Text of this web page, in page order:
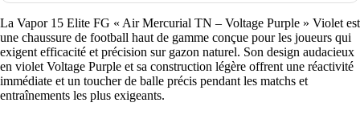
La Vapor 15 Elite FG « Air Mercurial TN – Voltage Purple » Violet est
une chaussure de football haut de gamme conçue pour les joueurs qui
exigent efficacité et précision sur gazon naturel. Son design audacieux
en violet Voltage Purple et sa construction légère offrent une réactivité
immédiate et un toucher de balle précis pendant les matchs et
entraînements les plus exigeants.